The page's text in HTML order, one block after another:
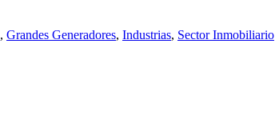
, Grandes Generadores, Industrias, Sector Inmobiliario